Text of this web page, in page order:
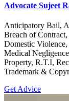
Advocate Sujeet
Anticipatory Bail,
Breach of
Domestic
Medical
Property, R.T.I,
Trademark &
Get Advice